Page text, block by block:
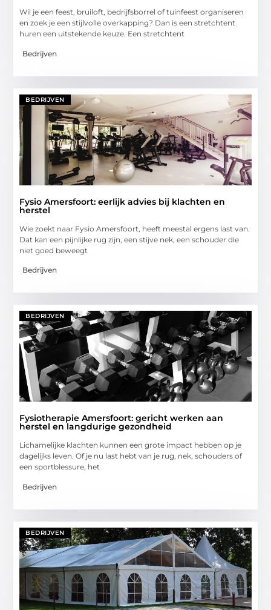
Wil je een feest, bruiloft, bedrijfsborrel of tuinfeest organiseren
en zoek je een stijlvolle overkapping? Dan is een stretchtent
huren een uitstekende keuze. Een stretchtent
Bedrijven
BEDRIJVEN
Fysio Amersfoort: eerlijk advies bij klachten en
herstel
Wie zoekt naar Fysio Amersfoort, heeft meestal ergens last van.
Dat kan een pijnlijke rug zijn, een stijve nek, een schouder die
niet goed beweegt
Bedrijven
BEDRIJVEN
Fysiotherapie Amersfoort: gericht werken aan
herstel en langdurige gezondheid
Lichamelijke klachten kunnen een grote impact hebben op je
dagelijks leven. Of je nu last hebt van je rug, nek, schouders of
een sportblessure, het
Bedrijven
BEDRIJVEN